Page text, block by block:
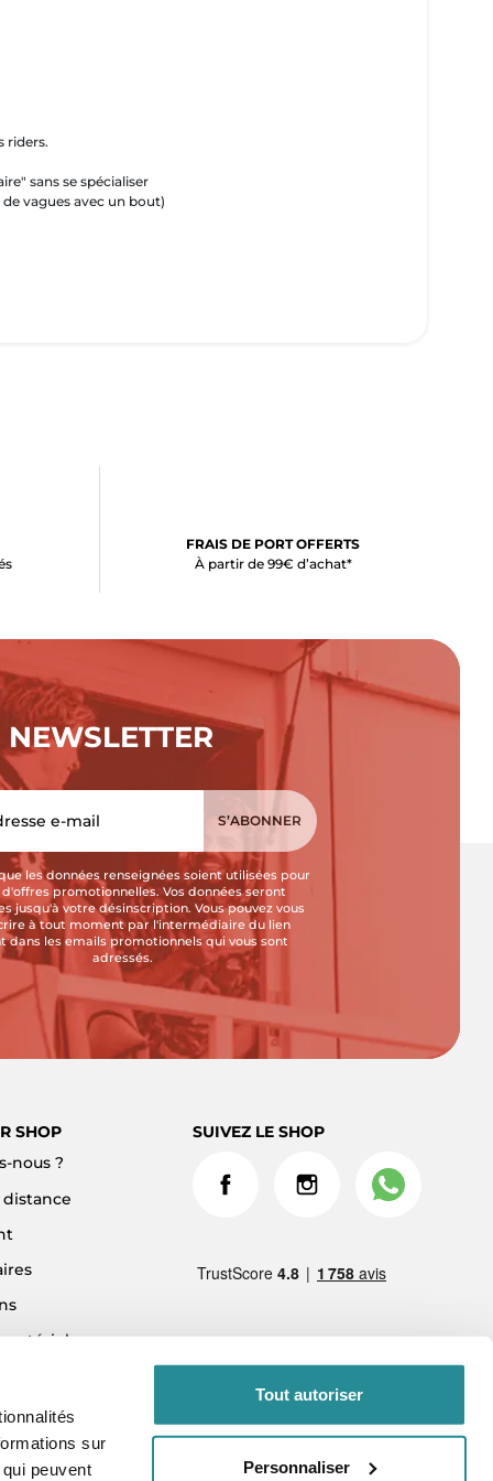
sur
peuvent
Tout autoriser
Personnaliser
riders.
sans se spécialiser
vagues avec un bout)
FRAIS DE PORT OFFERTS
À partir de 99€ d’achat*
NEWSLETTER
les données renseignées soient utilisées pour
d'offres promotionnelles. Vos données seront
jusqu'à votre désinscription. Vous pouvez vous
à tout moment par l'intermédiaire du lien
dans les emails promotionnels qui vous sont
adressés.
SHOP
nous ?
distance
matériel
SUIVEZ LE SHOP